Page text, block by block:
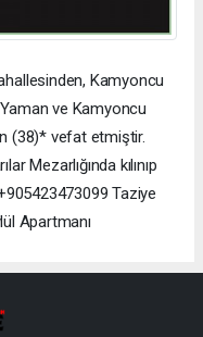
Kamyoncu
ve Kamyoncu
(38)* vefat etmiştir.
Mezarlığında kılınıp
Taziye
Apartmanı